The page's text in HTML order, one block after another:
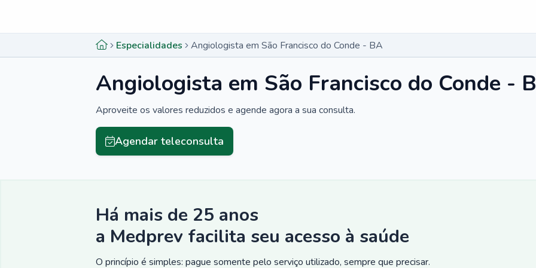
Especialidades Angiologista em São Francisco do Conde - BA
Angiologista em São Francisco do Conde -
Aproveite os valores reduzidos e agende agora a sua consulta.
Agendar teleconsulta
Há mais de 25 anos
a Medprev facilita seu acesso à saúde
O princípio é simples: pague somente pelo serviço utilizado, sempre que precisar.